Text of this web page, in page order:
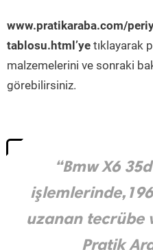
www.pratikaraba.com/
tablosu.html’ye tıklayarak
malzemelerini ve sonraki
görebilirsiniz.
“Bmw X6
uzanan tecrübe
Pratik